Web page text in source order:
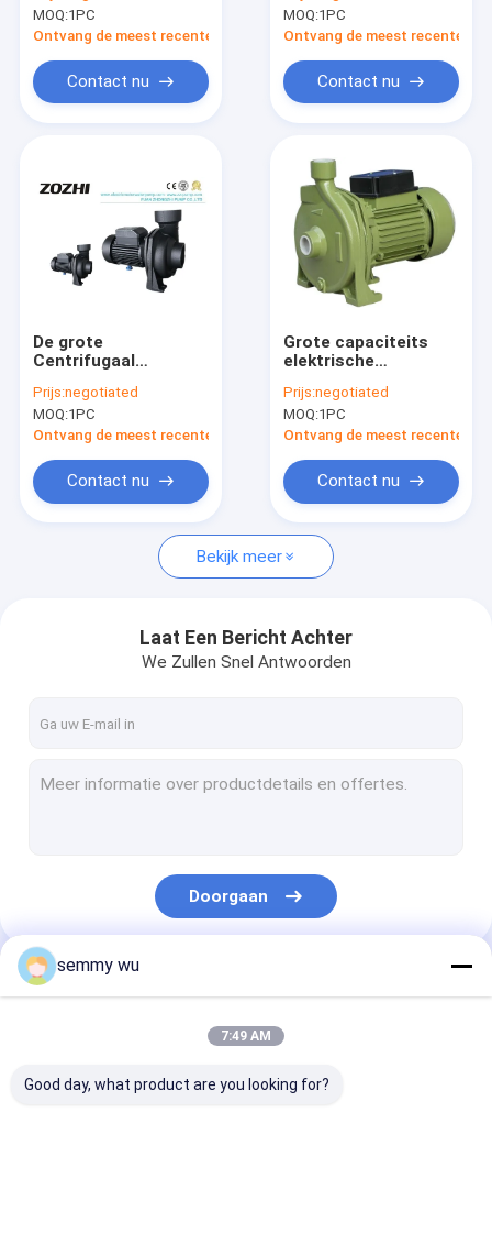
Producten
Over ons
Fabrieksrondleiding
Gevallen
Een offerte aanvragen
Holle Schachtmotor
de motor van de 3 faseinductie
De Motor van de poolpomp
Hydraulische Pomp Elektrische Motor
1.1kw 2.2kw met voor
het Water geven
MOQ:1PC
Ontvang de meest recente Prijs
Contact nu
Verre
Watervoorziening
MOQ:1PC
Ontvang de meest recente
Contact nu
De grote
Centrifugaal
Stroomwater, NFM-
Pomp de Met motor
van het Reekswater
Prijs:negotiated
MOQ:1PC
Ontvang de meest recente Prijs
Contact nu
Grote capaciteits
elektrische
cpm-158 voor
irrigeren enige fase
1HP/0.75KW
Prijs:negotiated
MOQ:1PC
Ontvang de meest recente
Contact nu
Bekijk meer
Laat Een Bericht Achter
We Zullen Snel Antwoorden
Doorgaan
Onze Categorieën
semmy wu
7:49 AM
Good day, what product are you looking for?